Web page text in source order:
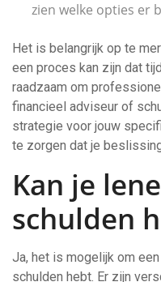
zien welke opties er
Het is belangrijk op te
een proces kan zijn dat
raadzaam om
financieel adviseur of
strategie voor jouw
te zorgen dat je
Kan je
schulden
Ja, het is mogelijk om
schulden hebt. Er zijn